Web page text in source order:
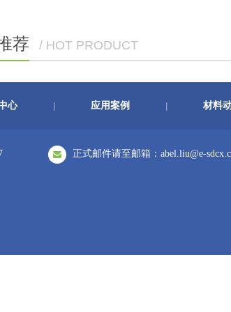
荐 / HOT PRODUCT
心 应用案例 材料
正式邮件请至邮箱：abel.liu@e-